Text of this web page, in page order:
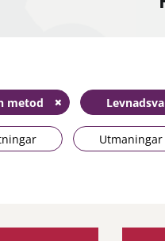
metod
Utmaningar